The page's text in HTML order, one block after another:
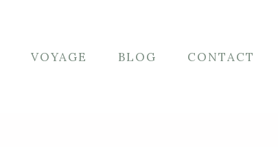
VOYAGE BLOG CONTACT